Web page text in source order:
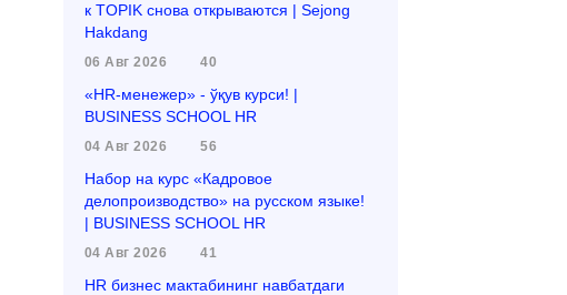
к TOPIK снова открываются | Sejong
Hakdang
06 Авг 2026 40
«HR-менежер» - ўқув курси! |
BUSINESS SCHOOL HR
04 Авг 2026 56
Набор на курс «Кадровое
делопроизводство» на русском языке!
| BUSINESS SCHOOL HR
04 Авг 2026 41
HR бизнес мактабининг навбатдаги